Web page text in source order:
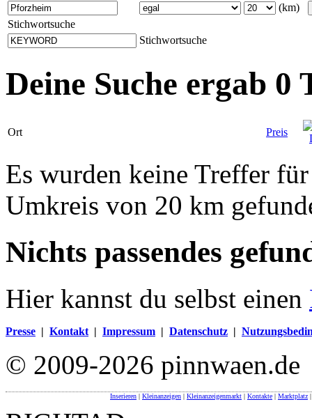
(km)
Stichwortsuche
Stichwortsuche
Deine Suche ergab 0
Ort Preis
Es wurden keine Treffer
Umkreis von 20 km
Nichts passendes
Hier kannst du selbst einen
Presse | Kontakt | Impressum | Datenschutz |
© 2009-2026 pinnwaen.de
Inserieren | Kleinanzeigen | Kleinanzeigenmarkt | Kontakte | Marktplatz